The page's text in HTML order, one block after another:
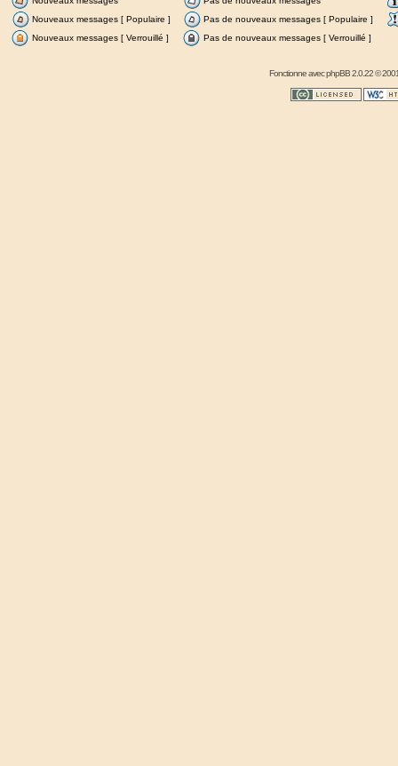
Nouveaux messages [ Populaire ]
Pas de nouveaux messages [ Populaire ]
Nouveaux messages [ Verrouillé ]
Pas de nouveaux messages [ Verrouillé ]
Fonctionne avecphpBB2.0.22 ©